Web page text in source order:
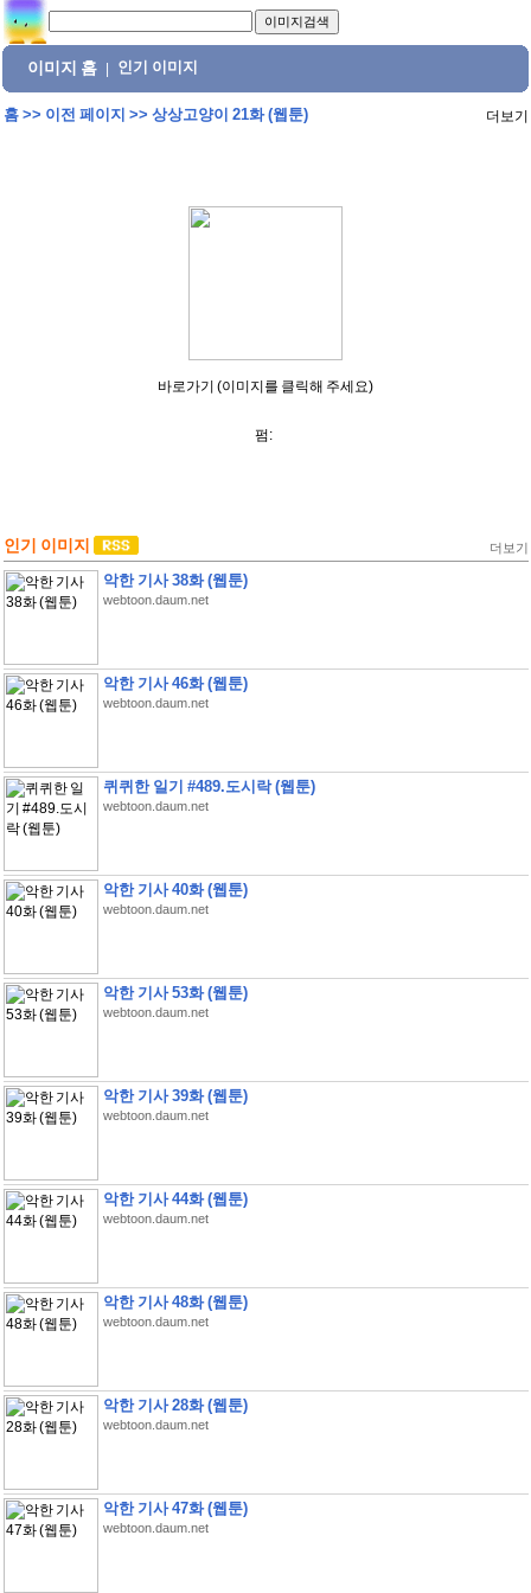
이미지 홈 인기 이미지
홈>> 이전 페이지 >> 상상고양이 21화 (웹툰) 더보기
바로가기 (이미지를 클릭해 주세요)
펌:
인기 이미지 더보기
악한 기사 38화 (웹툰)
webtoon.daum.net
악한 기사 46화 (웹툰)
webtoon.daum.net
퀴퀴한 일기 #489.도시락 (웹툰)
webtoon.daum.net
악한 기사 40화 (웹툰)
webtoon.daum.net
악한 기사 53화 (웹툰)
webtoon.daum.net
악한 기사 39화 (웹툰)
webtoon.daum.net
악한 기사 44화 (웹툰)
webtoon.daum.net
악한 기사 48화 (웹툰)
webtoon.daum.net
악한 기사 28화 (웹툰)
webtoon.daum.net
악한 기사 47화 (웹툰)
webtoon.daum.net